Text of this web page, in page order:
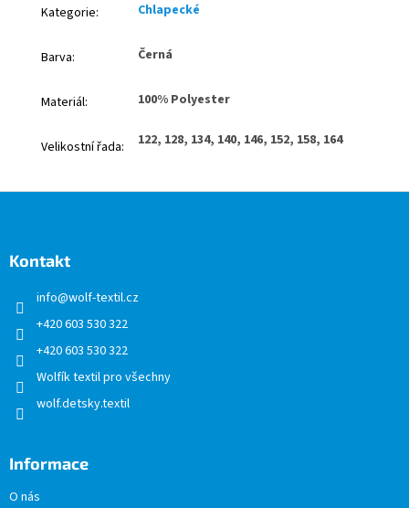
Kategorie: Chlapecké
Barva: Černá
Materiál: 100% Polyester
Velikostní řada: 122, 128, 134, 140, 146, 152, 158, 164
Kontakt
info@wolf-textil.cz
+420 603 530 322
+420 603 530 322
Wolfík textil pro všechny
wolf.detsky.textil
Informace
O nás